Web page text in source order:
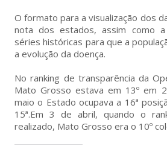
O formato para a visualização dos
nota dos estados, assim como a
séries históricas para que a
a evolução da doença.
No ranking de transparência da
Mato Grosso estava em 13º em
maio o Estado ocupava a 16ª
15ª.Em 3 de abril, quando o
realizado, Mato Grosso era o 10º